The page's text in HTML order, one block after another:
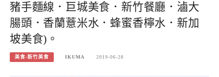
豬手麵線．巨城美食．新竹餐廳．滷大
腸頭．香蘭薏米水．蜂蜜香檸水．新加
坡美食)。
美食-新竹美食 IKUMA 2019-06-28